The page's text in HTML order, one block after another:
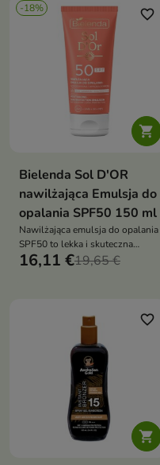
-18%

favorite_border
Bielenda Sol D'OR
nawilżająca Emulsja do
opalania SPF50 150 ml
Nawilżająca emulsja do opalania
SPF50 to lekka i skuteczna
ochrona przeciwsłoneczna,
nawilżając i zapewniając
komfort podczas ekspozycji na
16,11 €19,65 €

favorite_border